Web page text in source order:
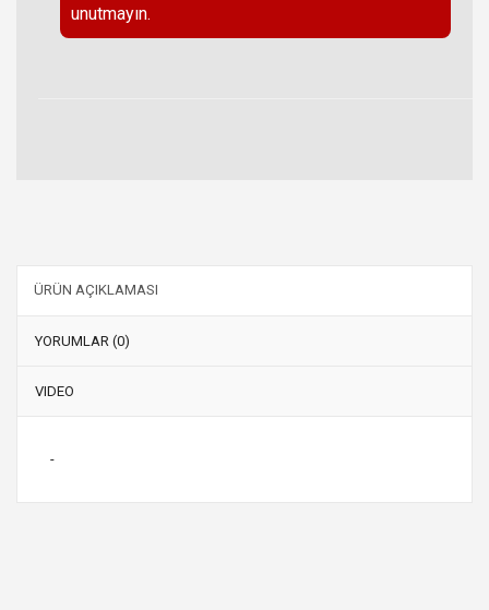
unutmayın.
ÜRÜN AÇIKLAMASI
YORUMLAR (0)
VIDEO
-